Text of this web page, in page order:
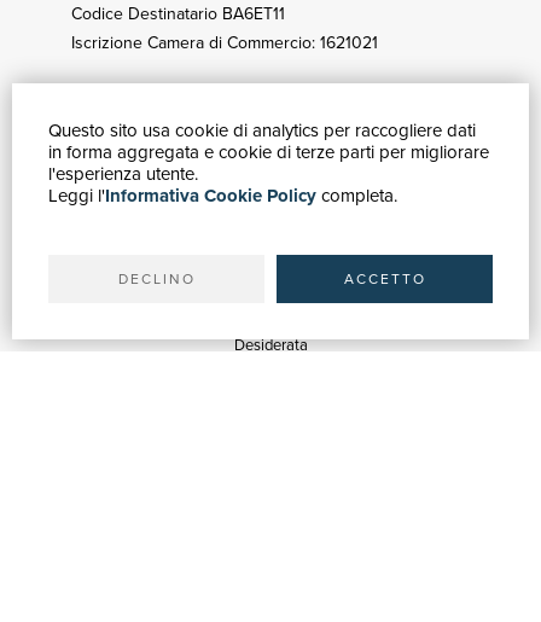
Questo sito usa cookie di analytics per raccogliere dati
in forma aggregata e cookie di terze parti per migliorare
l'esperienza utente.
Leggi l'Informativa Cookie Policycompleta.
DECLINO ACCETTO
Codice Destinatario BA6ET11
Iscrizione Camera di Commercio: 1621021
GUIDA ACQUISTI
Catalogo
Ricerca avanzata
Spedizioni
Desiderata